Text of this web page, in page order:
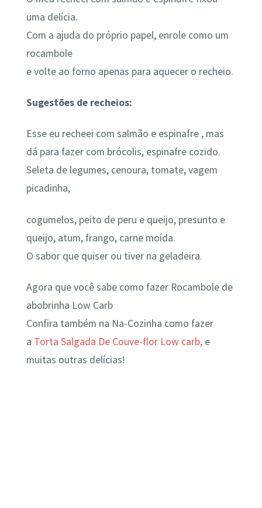
uma delícia.
Com a ajuda do próprio papel, enrole como um
rocambole
e volte ao forno apenas para aquecer o recheio.⁣
⁣Sugestões de recheios:
Esse eu recheei com salmão e espinafre , mas
dá para fazer com brócolis, espinafre cozido.
Seleta de legumes, cenoura, tomate, vagem
picadinha,
cogumelos, peito de peru e queijo, presunto e
queijo, atum, frango, carne moída.
O sabor que quiser ou tiver na geladeira.
Agora que você sabe como fazer Rocambole de
abobrinha⁣ Low Carb
Confira também na Na-Cozinha como fazer
a Torta Salgada De Couve-flor Low carb,e
muitas outras delícias!